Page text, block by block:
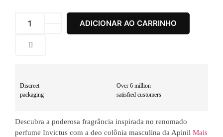
ADICIONAR AO CARRINHO
Discreet
packaging
Over 6 million
satisfied customers
Descubra a poderosa fragrância inspirada no renomado
perfume Invictus com a deo colônia masculina da Apinil Mais